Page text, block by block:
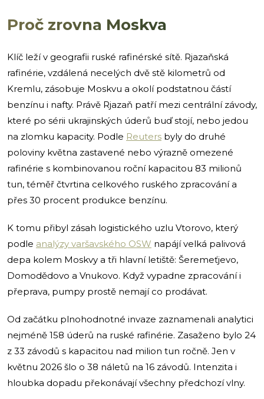
Proč zrovna Moskva
Klíč leží v geografii ruské rafinérské sítě. Rjazaňská
rafinérie, vzdálená necelých dvě stě kilometrů od
Kremlu, zásobuje Moskvu a okolí podstatnou částí
benzínu i nafty. Právě Rjazaň patří mezi centrální závody,
které po sérii ukrajinských úderů buď stojí, nebo jedou
na zlomku kapacity. Podle Reuters byly do druhé
poloviny května zastavené nebo výrazně omezené
rafinérie s kombinovanou roční kapacitou 83 milionů
tun, téměř čtvrtina celkového ruského zpracování a
přes 30 procent produkce benzínu.
K tomu přibyl zásah logistického uzlu Vtorovo, který
podle analýzy varšavského OSW napájí velká palivová
depa kolem Moskvy a tři hlavní letiště: Šeremeťjevo,
Domodědovo a Vnukovo. Když vypadne zpracování i
přeprava, pumpy prostě nemají co prodávat.
Od začátku plnohodnotné invaze zaznamenali analytici
nejméně 158 úderů na ruské rafinérie. Zasaženo bylo 24
z 33 závodů s kapacitou nad milion tun ročně. Jen v
květnu 2026 šlo o 38 náletů na 16 závodů. Intenzita i
hloubka dopadu překonávají všechny předchozí vlny.